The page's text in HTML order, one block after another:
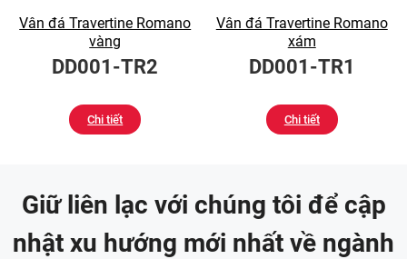
Vân đá Travertine Romano
vàng
DD001-TR2
Chi tiết
Vân đá Travertine Romano
xám
DD001-TR1
Chi tiết
Giữ liên lạc với chúng tôi để cập
nhật xu hướng mới nhất về ngành